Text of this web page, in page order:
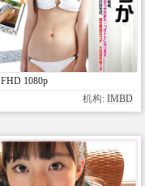
1080p
机构: IMBD